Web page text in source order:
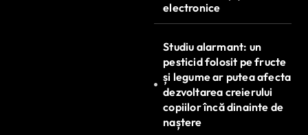
electronice
Studiu alarmant: un
pesticid folosit pe fructe
și legume ar putea afecta
dezvoltarea creierului
copiilor încă dinainte de
naștere